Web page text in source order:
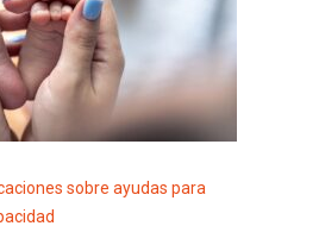
sobre ayudas para